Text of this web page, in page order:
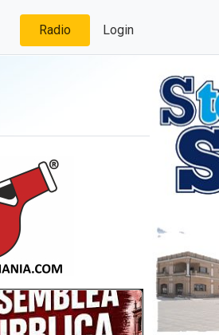
Radio Login